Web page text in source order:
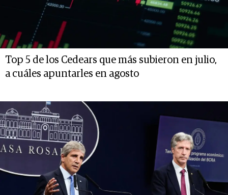
Top 5 de los Cedears que más subieron en julio,
a cuáles apuntarles en agosto